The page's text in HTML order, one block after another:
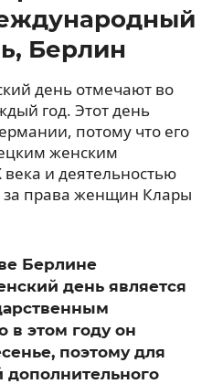
Берлин
день отмечают во
год. Этот день
потому что его
женским
и деятельностью
за права женщин Клары
Берлине
день является
в этом году он
поэтому для